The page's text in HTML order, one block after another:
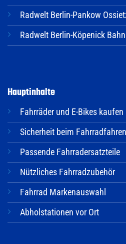
Radwelt Berlin-Pankow
Radwelt Berlin-Köpenick
Hauptinhalte
Fahrräder und E-Bikes kaufen
Sicherheit beim Fahrradfahren
Passende Fahrradersatzteile
Nützliches Fahrradzubehör
Fahrrad Markenauswahl
Abholstationen vor Ort